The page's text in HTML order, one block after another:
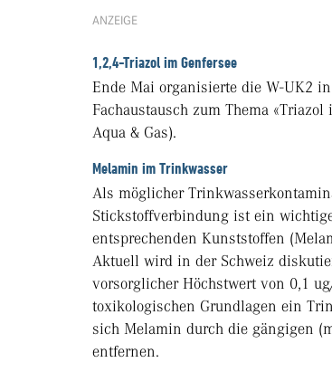
ANZEIGE
1,2,4-Triazol im Genfersee
Ende Mai organisierte die W-UK2
Fachaustausch zum Thema
Aqua & Gas).
Melamin im Trinkwasser
Als möglicher
Stickstoffverbindung ist ein
entsprechenden Kunststoffen
Aktuell wird in der Schweiz
vorsorglicher Höchstwert von 0,1
toxikologischen Grundlagen ein
sich Melamin durch die gängigen
entfernen.